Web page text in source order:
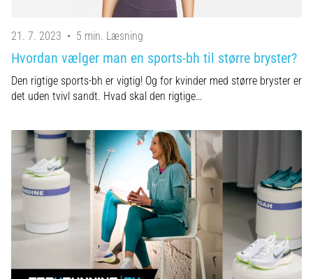
21. 7. 2023 • 5 min. Læsning
Hvordan vælger man en sports-bh til større bryster?
Den rigtige sports-bh er vigtig! Og for kvinder med større bryster er
det uden tvivl sandt. Hvad skal den rigtige…